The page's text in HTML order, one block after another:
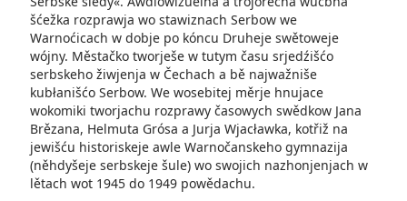
šćežka rozprawja wo stawiznach Serbow we
Warnoćicach w dobje po kóncu Druheje swětoweje
wójny. Městačko tworješe w tutym času srjedźišćo
serbskeho žiwjenja w Čechach a bě najwažniše
kubłanišćo Serbow. We wosebitej měrje hnujace
wokomiki tworjachu rozprawy časowych swědkow Jana
Brězana, Helmuta Grósa a Jurja Wjacławka, kotřiž na
jewišću historiskeje awle Warnočanskeho gymnazija
(něhdyšeje serbskeje šule) wo swojich nazhonjenjach w
lětach wot 1945 do 1949 powědachu.